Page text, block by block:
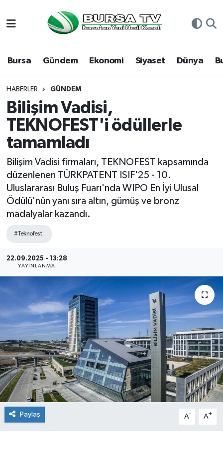
Bursa Gündem Ekonomi Siyaset Dünya
HABERLER GÜNDEM
Bilişim Vadisi,
TEKNOFEST'i ödüllerle
tamamladı
Bilişim Vadisi firmaları, TEKNOFEST kapsamında
düzenlenen TÜRKPATENT ISIF'25 - 10.
Uluslararası Buluş Fuarı'nda WIPO En İyi Ulusal
Ödülü'nün yanı sıra altın, gümüş ve bronz
madalyalar kazandı.
#Teknofest
22.09.2025 - 13:28
YAYINLANMA
Paylaş A- A+
Bursa
Dünya
Eğitim
Ekonomi
Genel
Gündem
Magazin
Siyaset
Teknoloji
Türkiye
Hava Durumu
Namaz Vakitleri
Trafik Durumu
Süper Lig Puan Durumu ve Fikstür
Tüm Manşetler
Son Dakika Haberleri
Haber Arşivi